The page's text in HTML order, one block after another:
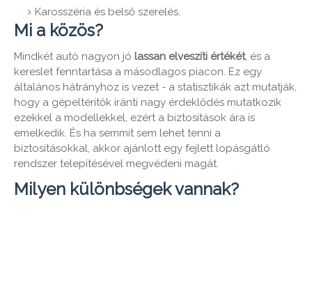
Karosszéria és belső szerelés.
Mi a közös?
Mindkét autó nagyon jó lassan elveszíti értékét, és a
kereslet fenntartása a másodlagos piacon. Ez egy
általános hátrányhoz is vezet - a statisztikák azt mutatják,
hogy a gépeltérítők iránti nagy érdeklődés mutatkozik
ezekkel a modellekkel, ezért a biztosítások ára is
emelkedik. És ha semmit sem lehet tenni a
biztosításokkal, akkor ajánlott egy fejlett lopásgátló
rendszer telepítésével megvédeni magát.
Milyen különbségek vannak?